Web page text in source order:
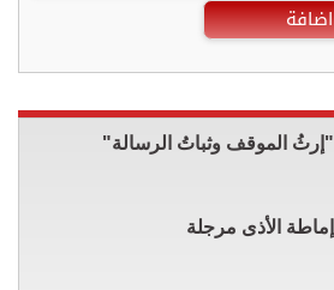
اضافة
"إرثُ الموقف وثباتُ الرسالة"
إماطة الأذى مرجلة